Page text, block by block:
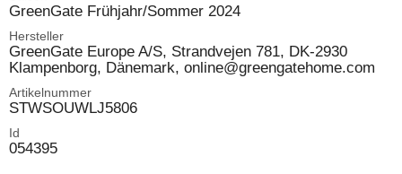
GreenGate Frühjahr/Sommer 2024
Hersteller
GreenGate Europe A/S, Strandvejen 781, DK-2930
Klampenborg, Dänemark, online@greengatehome.com
Artikelnummer
STWSOUWLJ5806
Id
054395